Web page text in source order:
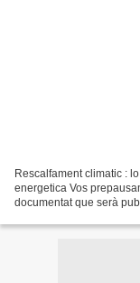
Rescalfament climatic :
energetica Vos
documentat que serà